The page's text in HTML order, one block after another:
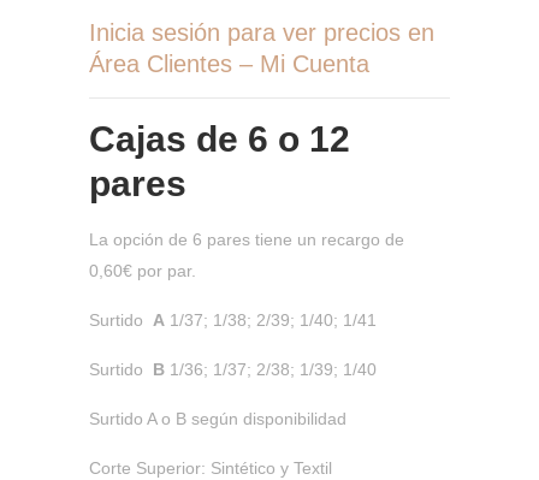
Inicia sesión para ver precios en
Área Clientes – Mi Cuenta
Cajas de 6 o 12
pares
La opción de 6 pares tiene un recargo de
0,60€ por par.
Surtido A 1/37; 1/38; 2/39; 1/40; 1/41
Surtido B 1/36; 1/37; 2/38; 1/39; 1/40
Surtido A o B según disponibilidad
Corte Superior: Sintético y Textil